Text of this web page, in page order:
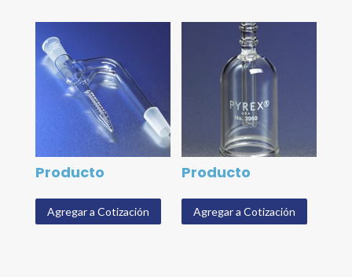
Producto
Agregar a Cotización
Producto
Agregar a Cotización